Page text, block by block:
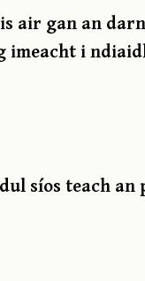
air gan an
imeacht i
síos teach an